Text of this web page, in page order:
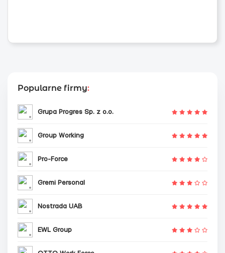
Popularne firmy:
Grupa Progres Sp. z o.o.
Group Working
Pro-Force
Gremi Personal
Nostrada UAB
EWL Group